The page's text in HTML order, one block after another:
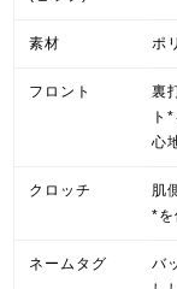
素材 ポ
フロント
裏
ト
心
クロッチ
肌
*を
ネームタグ
バ